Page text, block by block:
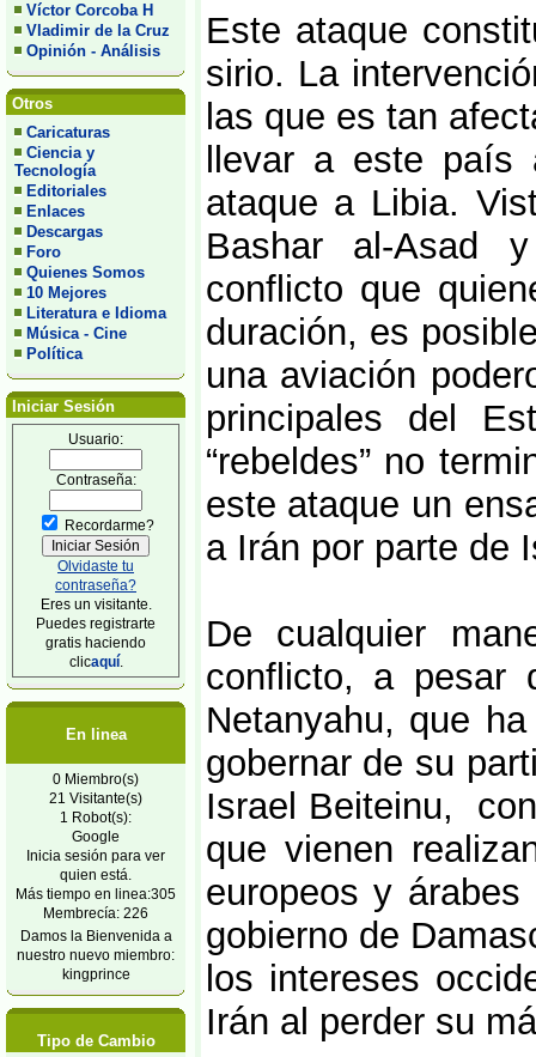
Víctor Corcoba H
Vladimir de la Cruz
Opinión - Análisis
Otros
Caricaturas
Ciencia y
Tecnología
Editoriales
Enlaces
Descargas
Foro
Quienes Somos
10 Mejores
Literatura e Idioma
Música - Cine
Política
Iniciar Sesión
Usuario:
Contraseña:
Recordarme?
Olvidaste tu
contraseña?
Eres un visitante.
Puedes registrarte
gratis haciendo
clicaquí.
En linea
0 Miembro(s)
21 Visitante(s)
1 Robot(s):
Google
Inicia sesión para ver
quien está.
Más tiempo en linea:305
Membrecía: 226
Damos la Bienvenida a
nuestro nuevo miembro:
kingprince
Tipo de Cambio
Este ataque
sirio. La
las que es tan
llevar a este
ataque a Libia.
Bashar al-Asad
conflicto que
duración, es
una aviación
principales del
“rebeldes” no
este ataque un
a Irán por parte de
De cualquier
conflicto, a pesar
Netanyahu, que
gobernar de su
Israel Beiteinu,
que vienen
europeos y
gobierno de
los intereses
Irán al perder su